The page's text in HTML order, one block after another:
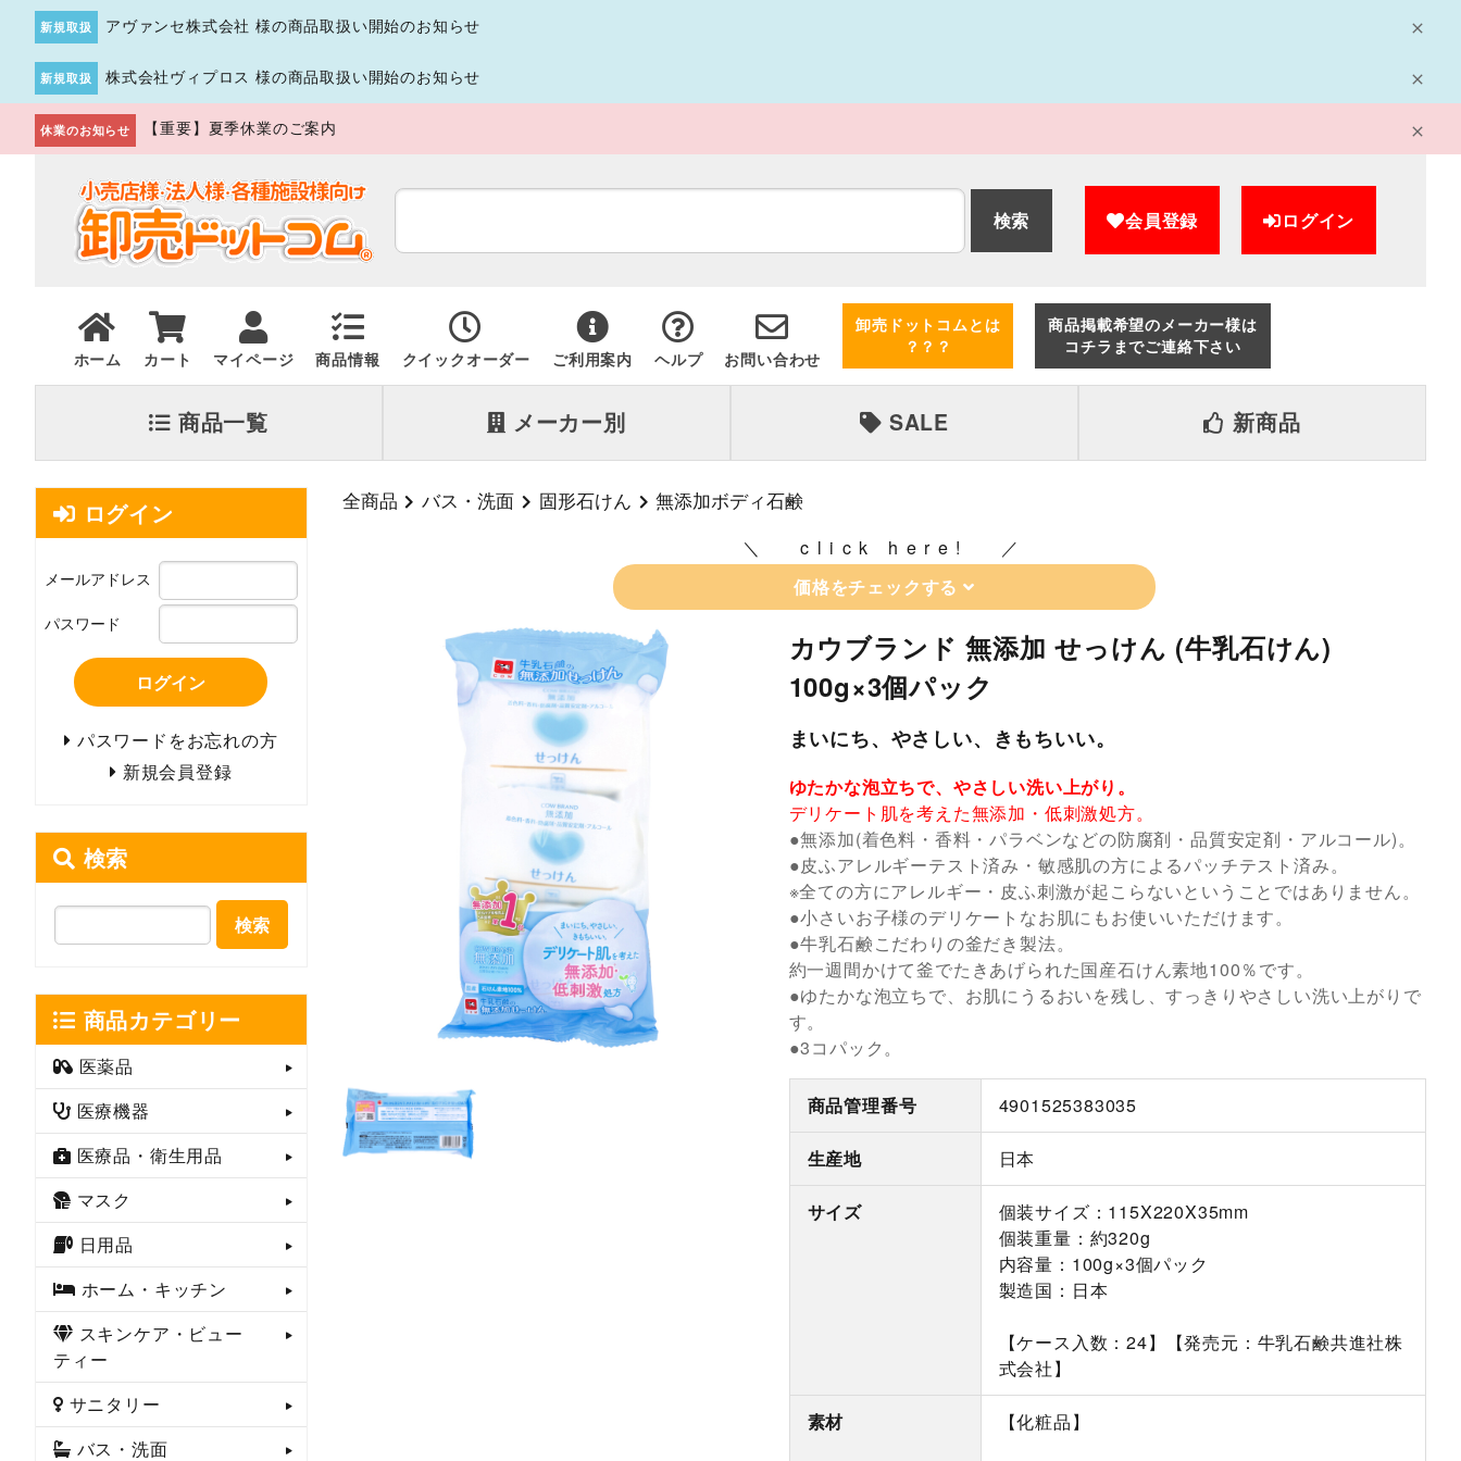
新規取扱 アヴァンセ株式会社 様の商品取扱い開始のお知らせ
新規取扱 株式会社ヴィプロス 様の商品取扱い開始のお知らせ
休業のお知らせ 【重要】夏季休業のご案内
検索 会員登録 ログイン
ホーム カート マイページ 商品情報 クイックオーダー ご利用案内 ヘルプ お問い合わせ
卸売ドットコムとは
？？？
商品掲載希望のメーカー様は
コチラまでご連絡下さい
商品一覧 メーカー別 SALE 新商品
全商品 バス・洗面 固形石けん 無添加ボディ石鹸
click here!
価格をチェックする
カウブランド 無添加 せっけん (牛乳石けん)
100g×3個パック
まいにち、やさしい、きもちいい。
ゆたかな泡立ちで、やさしい洗い上がり。
デリケート肌を考えた無添加・低刺激処方。
●無添加(着色料・香料・パラベンなどの防腐剤・品質安定剤・アルコール)。
●皮ふアレルギーテスト済み・敏感肌の方によるパッチテスト済み。
※全ての方にアレルギー・皮ふ刺激が起こらないということではありません。
●小さいお子様のデリケートなお肌にもお使いいただけます。
●牛乳石鹸こだわりの釜だき製法。
約一週間かけて釜でたきあげられた国産石けん素地100％です。
●ゆたかな泡立ちで、お肌にうるおいを残し、すっきりやさしい洗い上がりで
す。
●3コパック。
商品管理番号 4901525383035
生産地 日本
サイズ
個装サイズ：115X220X35mm
個装重量：約320g
内容量：100g×3個パック
製造国：日本
【ケース入数：24】【発売元：牛乳石鹸共進社株
式会社】
素材 【化粧品】
ログイン
メールアドレス
パスワード
ログイン
パスワードをお忘れの方
新規会員登録
検索
検索
商品カテゴリー
医薬品
医療機器
医療品・衛生用品
マスク
日用品
ホーム・キッチン
スキンケア・ビュー
ティー
サニタリー
バス・洗面